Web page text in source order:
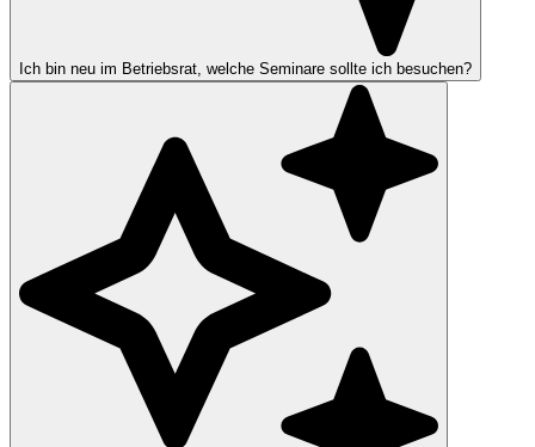
Ich bin neu im Betriebsrat, welche Seminare sollte ich besuchen?